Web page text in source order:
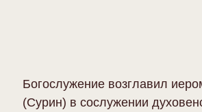
Богослужение возглавил
(Сурин) в сослужении